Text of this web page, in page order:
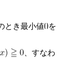
とき最小値
を
、すなわ